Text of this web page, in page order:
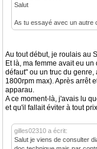
Salut
As tu essayé avec un autre
Au tout début, je roulais au
Et là, ma femme avait eu
défaut" ou un truc du
1800rpm max). Après arrêt
apparau.
A ce moment-là, j'avais lu
et qu'il fallait éviter à tout
gilles02310 a écrit:
Salut je viens de consulter